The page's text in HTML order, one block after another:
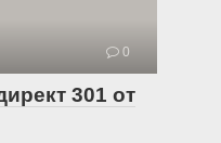
0
301 от